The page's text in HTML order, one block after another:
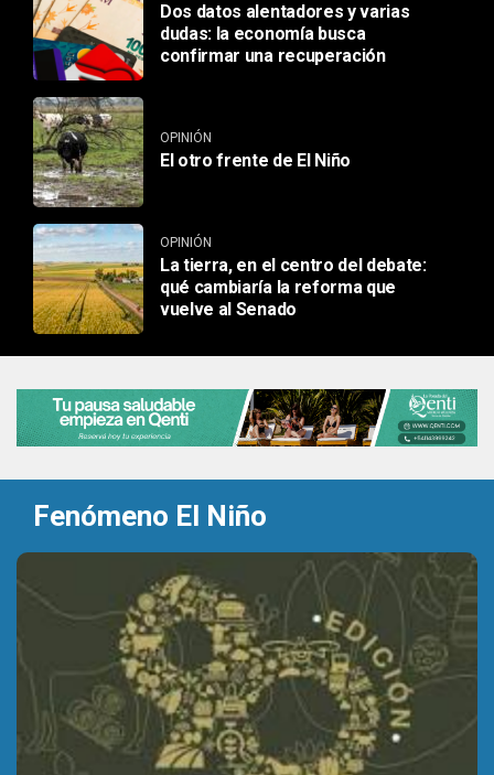
Dos datos alentadores y varias
dudas: la economía busca
confirmar una recuperación
OPINIÓN
El otro frente de El Niño
OPINIÓN
La tierra, en el centro del debate:
qué cambiaría la reforma que
vuelve al Senado
Fenómeno El Niño